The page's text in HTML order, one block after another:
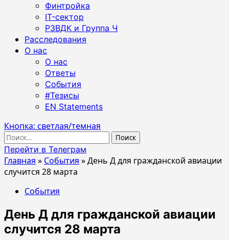
Финтройка
IT-сектор
РЗВДК и Группа Ч
Расследования
О нас
О нас
Ответы
События
#Тезисы
EN Statements
Кнопка: светлая/темная
Найти:
Перейти в Телеграм
Главная » События »День Д для гражданской авиации
случится 28 марта
События
День Д для гражданской авиации
случится 28 марта